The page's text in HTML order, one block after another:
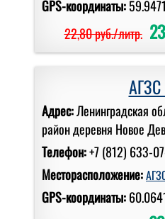
GPS-координаты:
22,80 руб./литр.
Адрес:Ленинградская
район деревня Новое
Телефон:+7 (812) 633-
Месторасположение:
GPS-координаты: